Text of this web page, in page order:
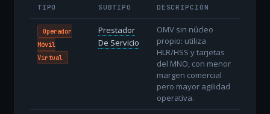
TIPO SUBTIPO DESCRIPCIÓN
Operador
Móvil
Virtual
Prestador
De Servicio
OMV sin núcleo
propio: utiliza
HLR/HSS y tarjetas
del MNO, con menor
margen comercial
pero mayor agilidad
operativa.